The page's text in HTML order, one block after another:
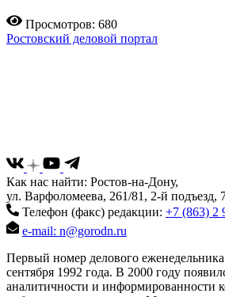
Просмотров: 680
Ростовский деловой портал
Как нас найти: Ростов-на-Дону,
ул. Варфоломеева, 261/81, 2-й подъезд,
Телефон (факс) редакции: +7 (863) 2
e-mail: n@gorodn.ru
Первый номер делового
сентября 1992 года. В 2000 году
аналитичности и информированности